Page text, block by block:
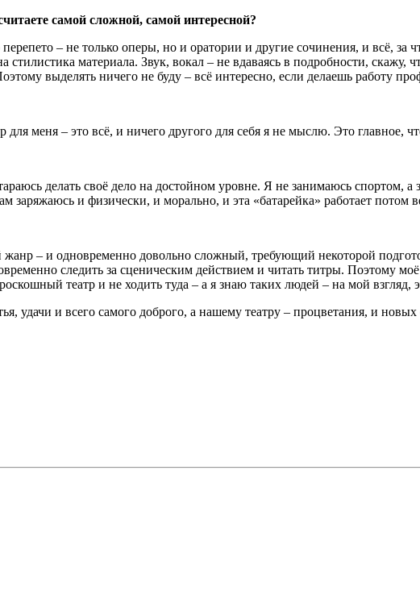
самой сложной, самой интересной?
– не только оперы, но и оратории и другие сочинения, и всё, за
материала. Звук, вокал – не вдаваясь в подробности, скажу,
выделять ничего не буду – всё интересно, если делаешь работу
меня – это всё, и ничего другого для себя я не мыслю. Это главное,
делать своё дело на достойном уровне. Я не занимаюсь спортом, а
и физически, и морально, и эта «батарейка» работает потом
– и одновременно довольно сложный, требующий некоторой
следить за сценическим действием и читать титры. Поэтому
театр и не ходить туда – а я знаю таких людей – на мой взгляд,
удачи и всего самого доброго, а нашему театру – процветания, и